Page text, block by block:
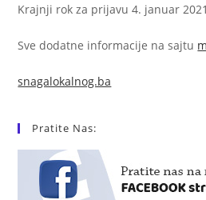
Krajnji rok za prijavu 4. januar
Sve dodatne informacije na sajtu
snagalokalnog.ba
Pratite Nas: